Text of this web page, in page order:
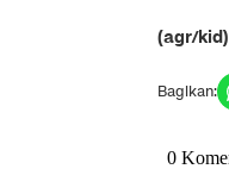
(agr/kid)
Bagikan: